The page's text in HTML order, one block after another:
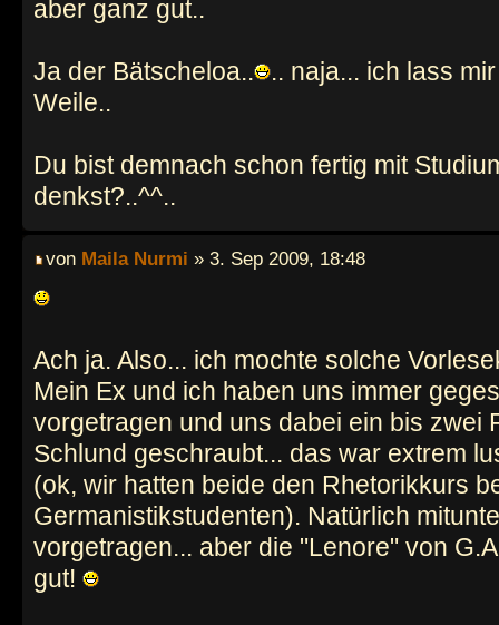
aber ganz gut..
Ja der Bätscheloa..
.. naja... ich lass
Weile..
Du bist demnach schon fertig mit
denkst?..^^..
von Maila Nurmi » 3. Sep 2009, 18:48
Ach ja. Also... ich mochte solche
Mein Ex und ich haben uns immer
vorgetragen und uns dabei ein bis zwei
Schlund geschraubt... das war extrem
(ok, wir hatten beide den Rhetorikkurs
Germanistikstudenten). Natürlich
vorgetragen... aber die "Lenore" von
gut!